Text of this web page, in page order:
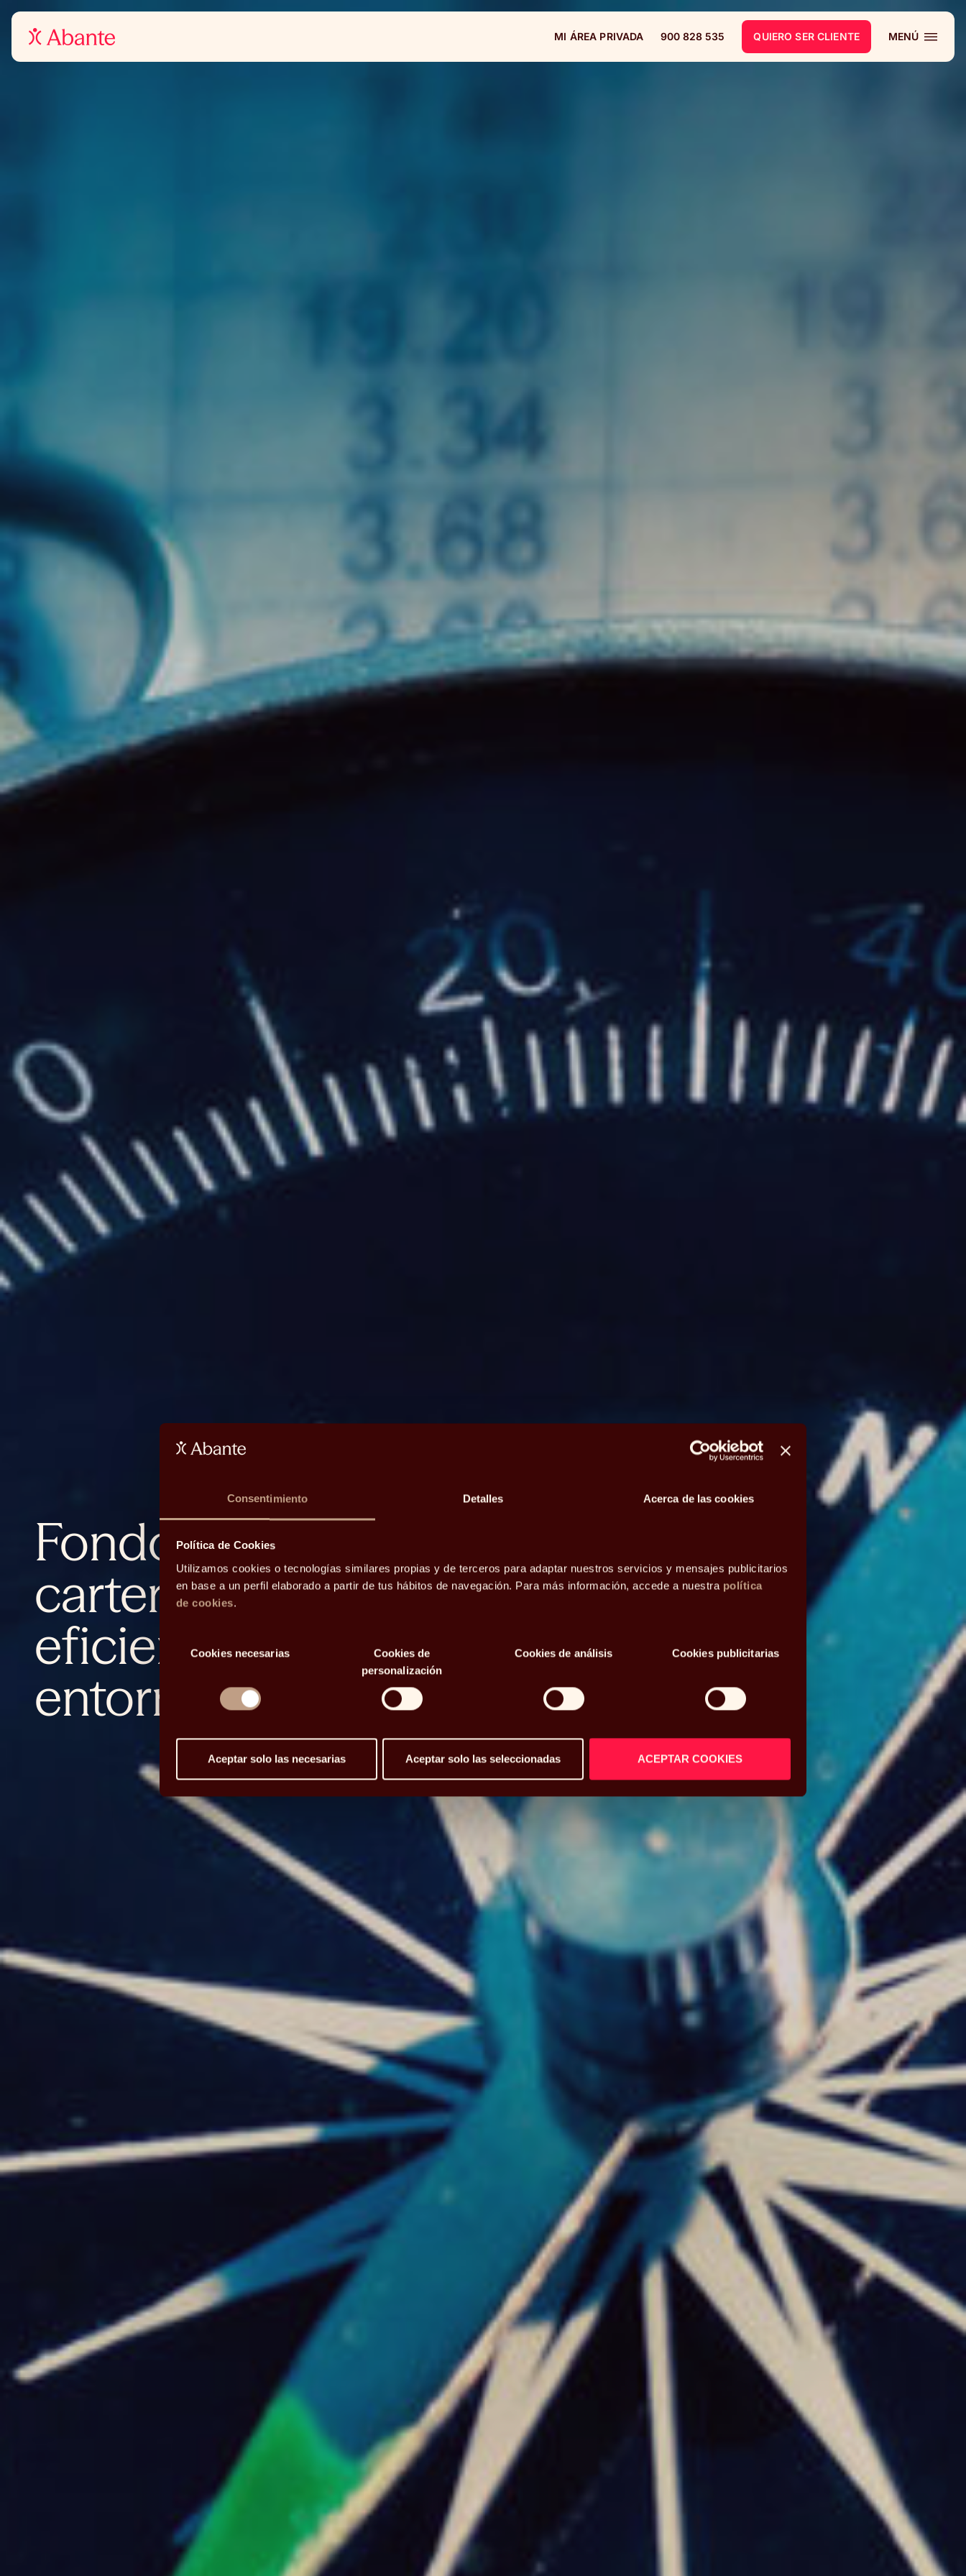
Consentimiento Detalles Acerca de las cookies
Política de Cookies
Utilizamos cookies o tecnologías similares propias y de terceros para adaptar nuestros servicios y mensajes publicitarios
en base a un perfil elaborado a partir de tus hábitos de navegación. Para más información, accede a nuestra política
de cookies.
Selección
Cookies necesarias
Cookies de
personalización
Cookies de análisis Cookies publicitarias
Aceptar solo las necesarias Aceptar solo las seleccionadas ACEPTAR COOKIES
MI ÁREA PRIVADA 900 828 535 QUIERO SER CLIENTE MENÚ
Fondos de fondos:
carteras globales
eficientes para capear
entornos complicados